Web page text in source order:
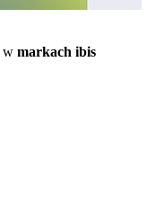
w markach ibis